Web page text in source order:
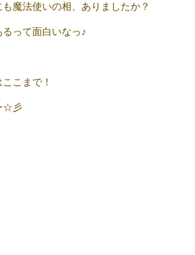
魔法使いの相、ありましたか？
って面白いなっ♪
こまで！
☆彡